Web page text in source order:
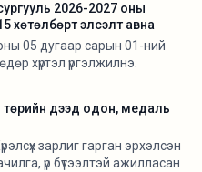
2026-2027 оны
хөтөлбөрт элсэлт авна
05 дугаар сарын 01-ний
хүртэл үргэлжилнэ.
дээд одон, медаль
зарлиг гарган эрхэлсэн
үр бүтээлтэй ажилласан